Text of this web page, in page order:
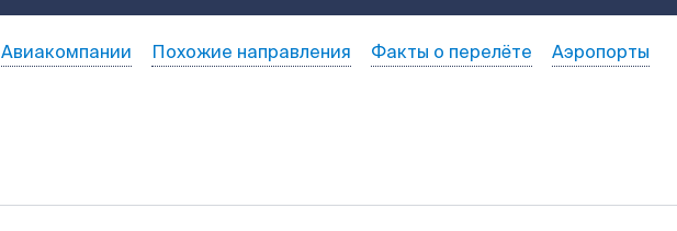
Авиакомпании Похожие направления Факты о перелёте Аэропорты